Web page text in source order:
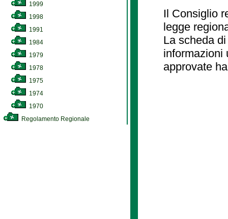
1999
1998
1991
1984
1979
1978
1975
1974
1970
Regolamento Regionale
Il Consiglio
legge
La scheda
informazioni
approvate